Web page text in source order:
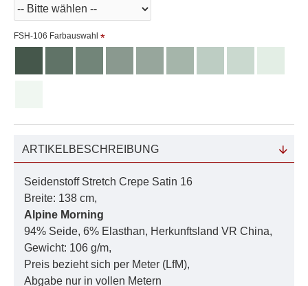
FSH-106 Farbauswahl
ARTIKELBESCHREIBUNG
Seidenstoff Stretch Crepe Satin 16
Breite: 138 cm,
Alpine Morning
94% Seide, 6% Elasthan, Herkunftsland VR China,
Gewicht: 106 g/m,
Preis bezieht sich per Meter (LfM),
Abgabe nur in vollen Metern